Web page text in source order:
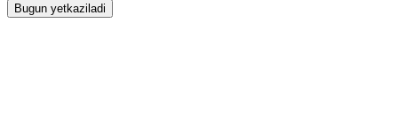
Bugun yetkaziladi